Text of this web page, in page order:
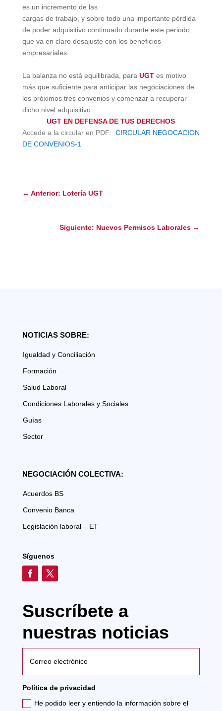
es un incremento de las
cargas de trabajo, y sobre todo una importante pérdida
de poder adquisitivo continuado durante este periodo,
que va en claro desajuste con los beneficios
empresariales.
La balanza no está equilibrada, para UGT es motivo
más que suficiente para anticipar las negociaciones de
los próximos tres convenios y comenzar a recuperar
dicho nivel adquisitivo.
UGT EN DEFENSA DE TUS DERECHOS
Accede a la circular en PDF: CIRCULAR NEGOCACION
DE CONVENIOS-1
← Anterior: Lotería UGT
Siguiente: Nuevos Permisos Laborales →
NOTICIAS SOBRE:
Igualdad y Conciliación
Formación
Salud Laboral
Condiciones Laborales y Sociales
Guías
Sector
NEGOCIACIÓN COLECTIVA:
Acuerdos BS
Convenio Banca
Legislación laboral – ET
Síguenos
Suscríbete a
nuestras noticias
Política de privacidad
He podido leer y entiendo la información sobre el